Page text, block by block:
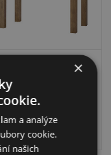
stůl Velvet 40
14 699,00
×
a analýze
cookie.
našich